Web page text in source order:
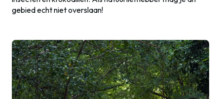
gebied echt niet overslaan!